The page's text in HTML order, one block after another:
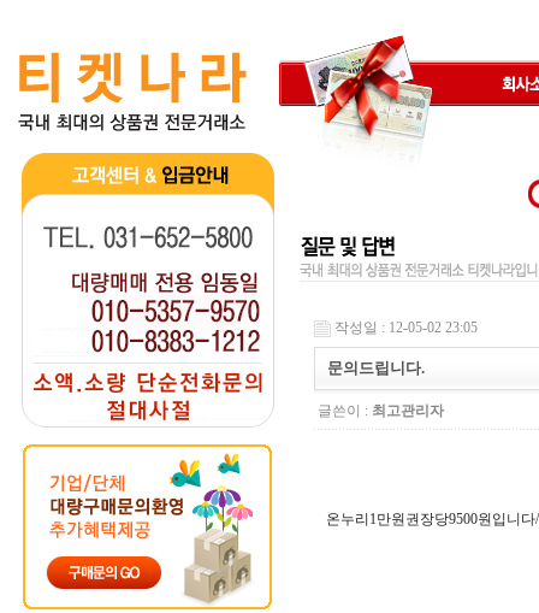
작성일 : 12-05-02 23:05
문의드립니다.
글쓴이 : 최고관리자
온누리1만원권장당9500원입니